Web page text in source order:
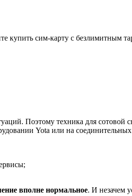
купить сим-карту с безлимитным
Поэтому техника для сотовой
Yota или на соединительных
вполне нормальное. И незачем